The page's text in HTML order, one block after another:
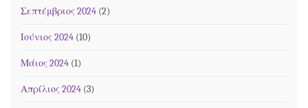
Σεπτέμβριος 2024 (2)
Ιούνιος 2024 (10)
Μάιος 2024 (1)
Απρίλιος 2024 (3)